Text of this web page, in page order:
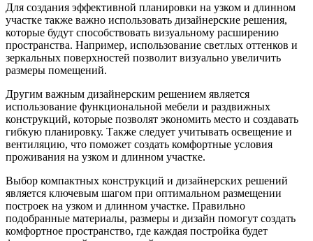
Для создания эффективной планировки на узком и длинном
участке также важно использовать дизайнерские решения,
которые будут способствовать визуальному расширению
пространства. Например, использование светлых оттенков и
зеркальных поверхностей позволит визуально увеличить
размеры помещений.
Другим важным дизайнерским решением является
использование функциональной мебели и раздвижных
конструкций, которые позволят экономить место и создавать
гибкую планировку. Также следует учитывать освещение и
вентиляцию, что поможет создать комфортные условия
проживания на узком и длинном участке.
Выбор компактных конструкций и дизайнерских решений
является ключевым шагом при оптимальном размещении
построек на узком и длинном участке. Правильно
подобранные материалы, размеры и дизайн помогут создать
комфортное пространство, где каждая постройка будет